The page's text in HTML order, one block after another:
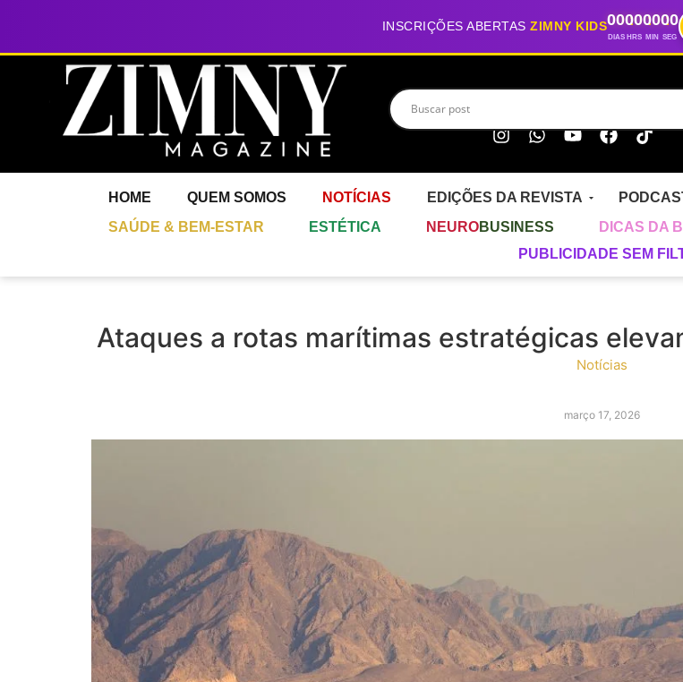
INSCRIÇÕES ABERTASZIMNY KIDS00
DIAS
00
HRS
00
MIN
00
SEG
HOME QUEM SOMOS NOTÍCIAS EDIÇÕES DA REVISTA
SAÚDE & BEM-ESTAR
ESTÉTICA NEUROBUSINESS DICAS DA
PUBLICIDADE SEM
Ataques a rotas marítimas estratégicas
Notícias
março 17, 2026